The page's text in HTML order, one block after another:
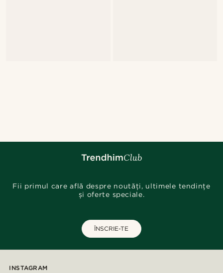
Fii primul care află despre noutăți, ultimele tendințe
și oferte speciale.
ÎNSCRIE-TE
INSTAGRAM